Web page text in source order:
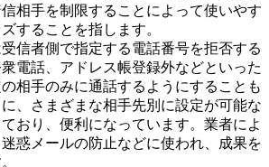
相手を制限することによって使いやす
することを指します。
信者側で指定する電話番号を拒否する
電話、アドレス帳登録外などといった
相手のみに通話するようにすることも
、さまざまな相手先別に設定が可能な
おり、便利になっています。業者によ
惑メールの防止などに使われ、成果を